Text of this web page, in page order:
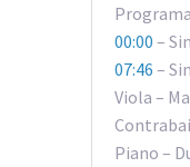
00:00 –
07:46 –
Viola –
Piano –